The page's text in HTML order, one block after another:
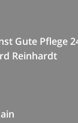
Gute Pflege
Reinhardt